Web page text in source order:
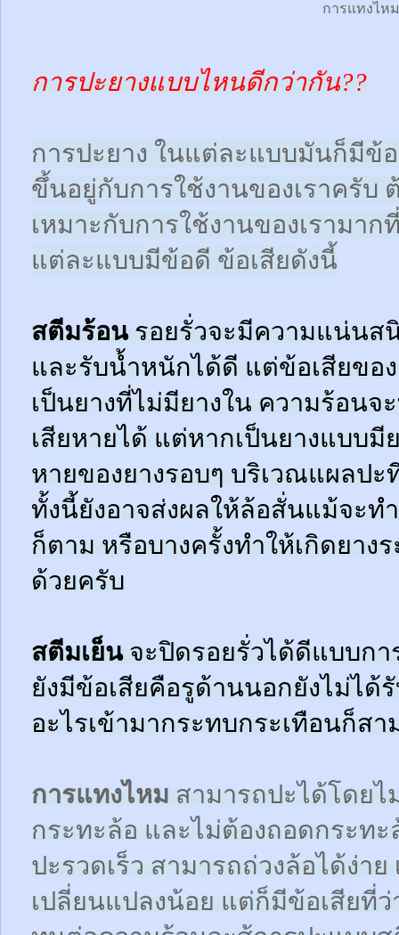
การแทงไหม
การปะยางแบบไหนดีกว่ากัน??
การปะยาง ในแต่ละแบบมันก็มีข้
ขึ้นอยู่กับการใช้งานของเราครับ
เหมาะกับการใช้งานของเรามา
แต่ละแบบมีข้อดี ข้อเสียดังนี้
สตีมร้อนรอยรั่วจะมีความแน่นส
และรับน้ำหนักได้ดี แต่ข้อเสียขอ
เป็นยางที่ไม่มียางใน ความร้อนจ
เสียหายได้ แต่หากเป็นยางแบบมี
หายของยางรอบๆ บริเวณแผลป
ทั้งนี้ยังอาจส่งผลให้ล้อสั่นแม้จะท
ก็ตาม หรือบางครั้งทำให้เกิดยา
ด้วยครับ
สตีมเย็นจะปิดรอยรั่วได้ดีแบบก
ยังมีข้อเสียคือรูด้านนอกยังไม่ได้
อะไรเข้ามากระทบกระเทือนก็ส
การแทงไหม สามารถปะได้โดยไ
กระทะล้อ และไม่ต้องถอดกระทะ
ปะรวดเร็ว สามารถถ่วงล้อได้ง่า
เปลี่ยนแปลงน้อย แต่ก็มีข้อเสียที่